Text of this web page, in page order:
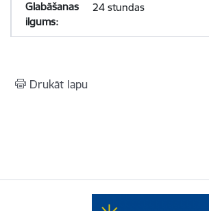
24 stundas
Drukāt lapu